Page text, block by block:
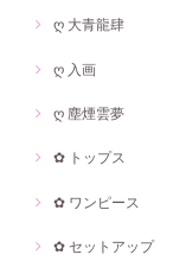
ღ 大青龍肆
ღ 入画
ღ 塵煙雲夢
✿ トップス
✿ ワンピース
✿ セットアップ